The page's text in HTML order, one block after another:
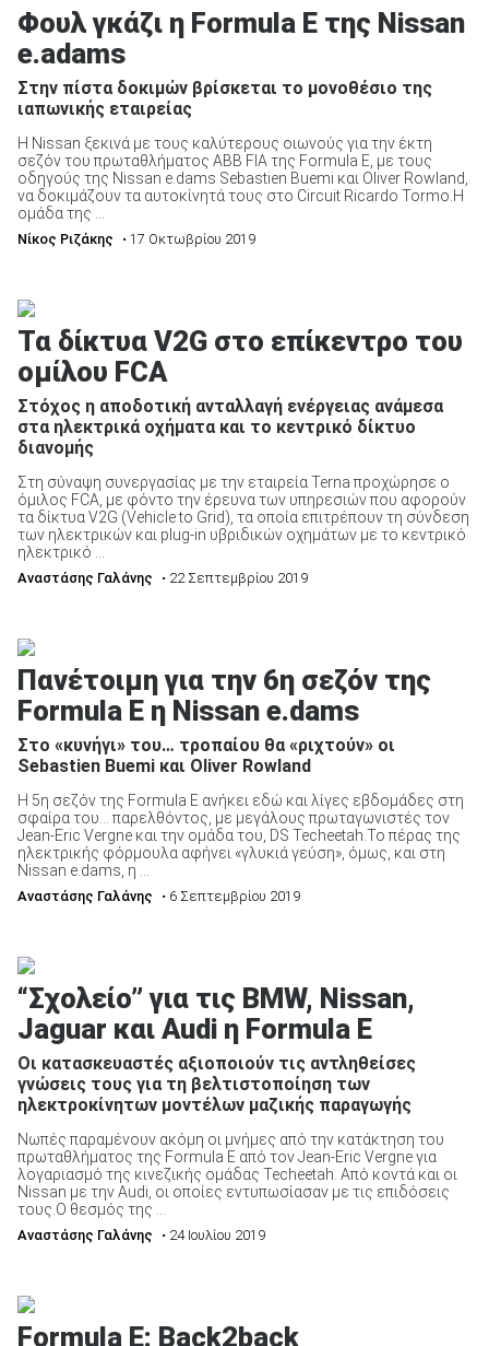
Φουλ γκάζι η Formula E της Nissan
e.adams
Στην πίστα δοκιμών βρίσκεται το μονοθέσιο της
ιαπωνικής εταιρείας
Η Nissan ξεκινά με τους καλύτερους οιωνούς για την έκτη
σεζόν του πρωταθλήματος ABB FIA της Formula E, με τους
οδηγούς της Nissan e.dams Sebastien Buemi και Oliver Rowland,
να δοκιμάζουν τα αυτοκίνητά τους στο Circuit Ricardo Tormo.Η
ομάδα της ...
Νίκος Ριζάκης • 17 Οκτωβρίου 2019
Τα δίκτυα V2G στο επίκεντρο του
ομίλου FCA
Στόχος η αποδοτική ανταλλαγή ενέργειας ανάμεσα
στα ηλεκτρικά οχήματα και το κεντρικό δίκτυο
διανομής
Στη σύναψη συνεργασίας με την εταιρεία Terna προχώρησε ο
όμιλος FCA, με φόντο την έρευνα των υπηρεσιών που αφορούν
τα δίκτυα V2G (Vehicle to Grid), τα οποία επιτρέπουν τη σύνδεση
των ηλεκτρικών και plug-in υβριδικών οχημάτων με το κεντρικό
ηλεκτρικό ...
Αναστάσης Γαλάνης • 22 Σεπτεμβρίου 2019
Πανέτοιμη για την 6η σεζόν της
Formula E η Nissan e.dams
Στο «κυνήγι» του… τροπαίου θα «ριχτούν» οι
Sebastien Buemi και Oliver Rowland
Η 5η σεζόν της Formula Ε ανήκει εδώ και λίγες εβδομάδες στη
σφαίρα του… παρελθόντος, με μεγάλους πρωταγωνιστές τον
Jean-Eric Vergne και την ομάδα του, DS Techeetah.Το πέρας της
ηλεκτρικής φόρμουλα αφήνει «γλυκιά γεύση», όμως, και στη
Nissan e.dams, η ...
Αναστάσης Γαλάνης • 6 Σεπτεμβρίου 2019
“Σχολείο” για τις BMW, Nissan,
Jaguar και Audi η Formula E
Οι κατασκευαστές αξιοποιούν τις αντληθείσες
γνώσεις τους για τη βελτιστοποίηση των
ηλεκτροκίνητων μοντέλων μαζικής παραγωγής
Νωπές παραμένουν ακόμη οι μνήμες από την κατάκτηση του
πρωταθλήματος της Formula E από τον Jean-Eric Vergne για
λογαριασμό της κινεζικής ομάδας Techeetah. Από κοντά και οι
Nissan με την Audi, οι οποίες εντυπωσίασαν με τις επιδόσεις
τους.Ο θεσμός της ...
Αναστάσης Γαλάνης • 24 Ιουλίου 2019
Formula E: Back2back